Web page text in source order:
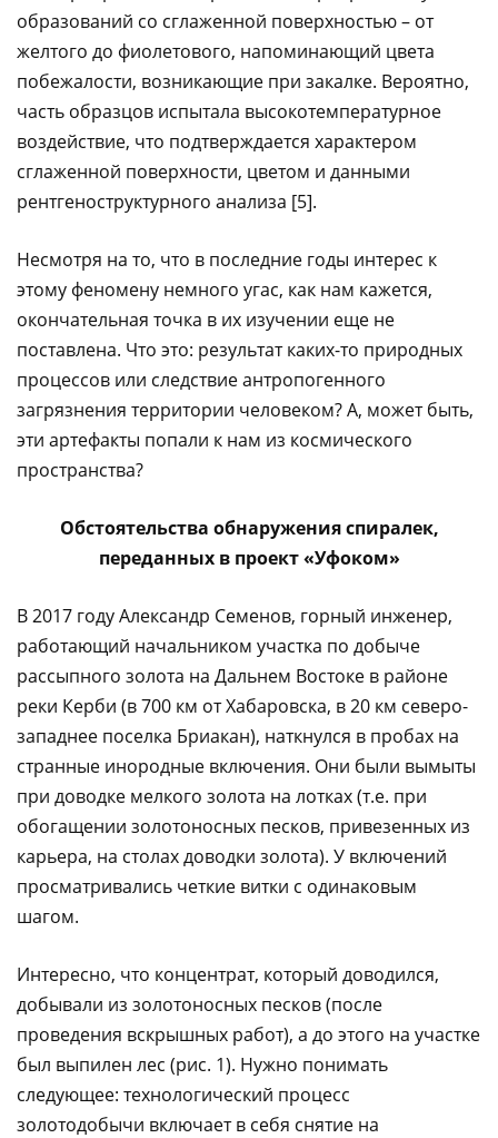
образований со сглаженной поверхностью – от
желтого до фиолетового, напоминающий цвета
побежалости, возникающие при закалке. Вероятно,
часть образцов испытала высокотемпературное
воздействие, что подтверждается характером
сглаженной поверхности, цветом и данными
рентгеноструктурного анализа [5].
Несмотря на то, что в последние годы интерес к
этому феномену немного угас, как нам кажется,
окончательная точка в их изучении еще не
поставлена. Что это: результат каких-то природных
процессов или следствие антропогенного
загрязнения территории человеком? А, может быть,
эти артефакты попали к нам из космического
пространства?
Обстоятельства обнаружения спиралек,
переданных в проект «Уфоком»
В 2017 году Александр Семенов, горный инженер,
работающий начальником участка по добыче
рассыпного золота на Дальнем Востоке в районе
реки Керби (в 700 км от Хабаровска, в 20 км северо-
западнее поселка Бриакан), наткнулся в пробах на
странные инородные включения. Они были вымыты
при доводке мелкого золота на лотках (т.е. при
обогащении золотоносных песков, привезенных из
карьера, на столах доводки золота). У включений
просматривались четкие витки с одинаковым
шагом.
Интересно, что концентрат, который доводился,
добывали из золотоносных песков (после
проведения вскрышных работ), а до этого на участке
был выпилен лес (рис. 1). Нужно понимать
следующее: технологический процесс
золотодобычи включает в себя снятие на